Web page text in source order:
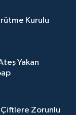
Kurulu
Yakan
Çiftlere Zorunlu